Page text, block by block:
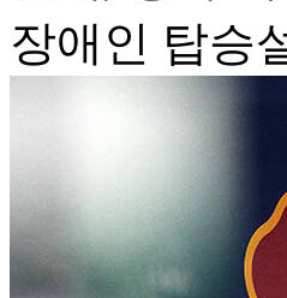
장애인 탑승